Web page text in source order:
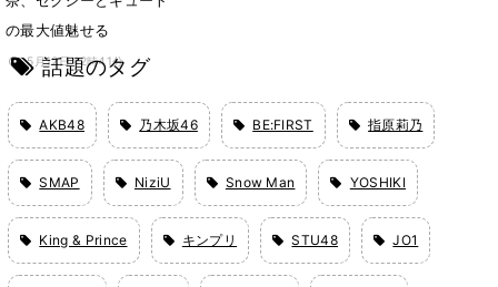
の最大値魅せる
5月12日 12時41分
話題のタグ
AKB48 乃木坂46 BE:FIRST 指原莉乃
SMAP NiziU Snow Man YOSHIKI
King & Prince キンプリ STU48 JO1